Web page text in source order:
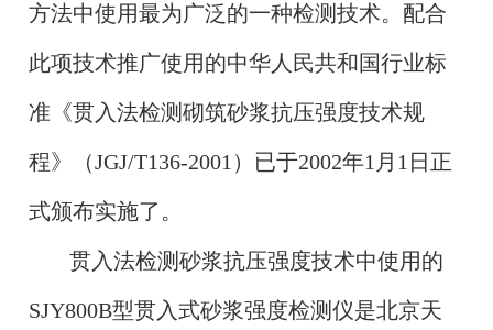
方法中使用最为广泛的一种检测技术。配合
此项技术推广使用的中华人民共和国行业标
准《贯入法检测砌筑砂浆抗压强度技术规
程》（JGJ/T136-2001）已于2002年1月1日正
式颁布实施了。
贯入法检测砂浆抗压强度技术中使用的
SJY800B型贯入式砂浆强度检测仪是北京天